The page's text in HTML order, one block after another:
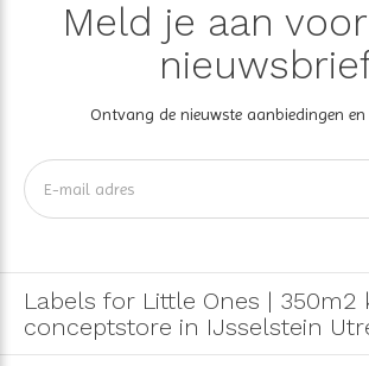
Meld je aan
Ontvang de nieuwste aanbiedingen
Labels for Little Ones | 350m2
conceptstore in IJsselstein